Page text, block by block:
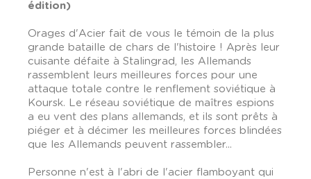
édition)
Orages d'Acier fait de vous le témoin de la plus
grande bataille de chars de l'histoire ! Après leur
cuisante défaite à Stalingrad, les Allemands
rassemblent leurs meilleures forces pour une
attaque totale contre le renflement soviétique à
Koursk. Le réseau soviétique de maîtres espions
a eu vent des plans allemands, et ils sont prêts à
piéger et à décimer les meilleures forces blindées
que les Allemands peuvent rassembler...
Personne n'est à l'abri de l'acier flamboyant qui